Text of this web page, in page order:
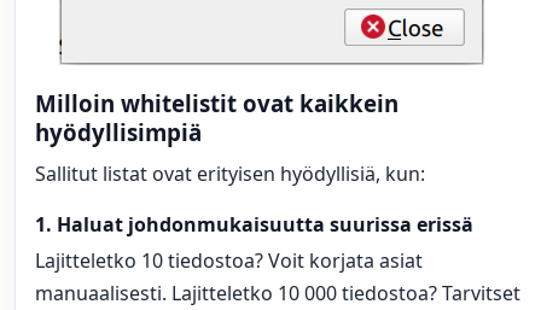
Milloin whitelistit ovat kaikkein
hyödyllisimpiä
Sallitut listat ovat erityisen hyödyllisiä, kun:
1. Haluat johdonmukaisuutta suurissa erissä
Lajitteletko 10 tiedostoa? Voit korjata asiat
manuaalisesti. Lajitteletko 10 000 tiedostoa? Tarvitset